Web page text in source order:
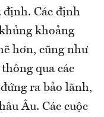
định. Các định
khoảng
hơn, cũng như
qua các
ra bảo lãnh,
Âu. Các cuộc